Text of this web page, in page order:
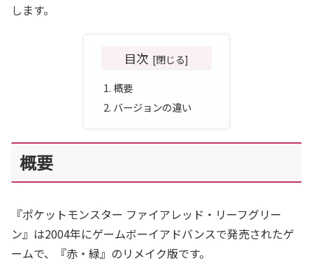
します。
目次
概要
バージョンの違い
概要
『ポケットモンスター ファイアレッド・リーフグリー
ン』は2004年にゲームボーイアドバンスで発売されたゲ
ームで、『赤・緑』のリメイク版です。